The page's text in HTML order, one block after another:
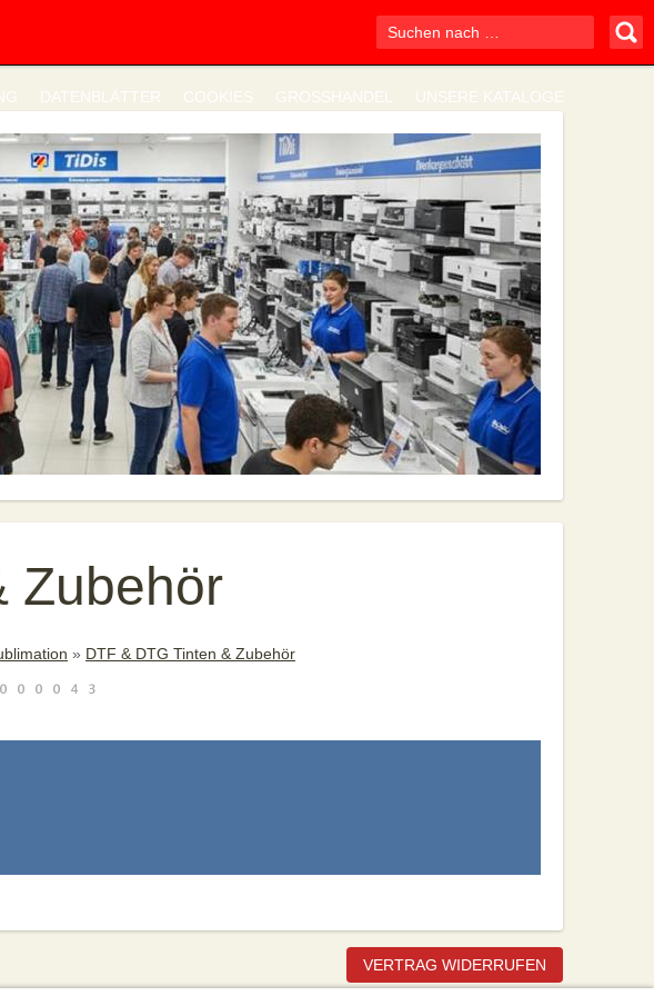
DATENBLÄTTER COOKIES GROSSHANDEL UNSERE KATALOGE
Zubehör
» DTF & DTG Tinten & Zubehör
VERTRAG WIDERRUFEN